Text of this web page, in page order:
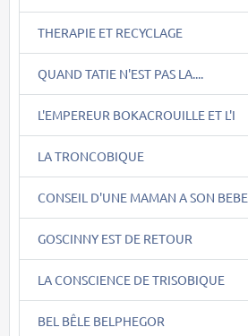
THERAPIE ET RECYCLAGE
QUAND TATIE N'EST PAS LA....
L'EMPEREUR BOKACROUILLE ET L'I
LA TRONCOBIQUE
CONSEIL D'UNE MAMAN A SON BEBE
GOSCINNY EST DE RETOUR
LA CONSCIENCE DE TRISOBIQUE
BEL BÊLE BELPHEGOR